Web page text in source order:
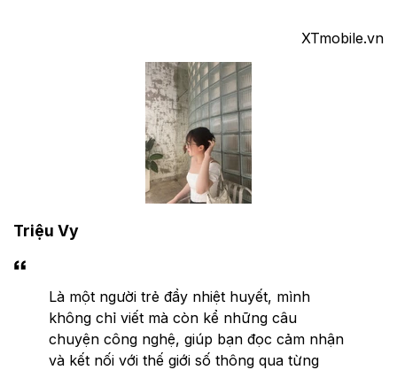
XTmobile.vn
Triệu Vy
Là một người trẻ đầy nhiệt huyết, mình
không chỉ viết mà còn kể những câu
chuyện công nghệ, giúp bạn đọc cảm nhận
và kết nối với thế giới số thông qua từng